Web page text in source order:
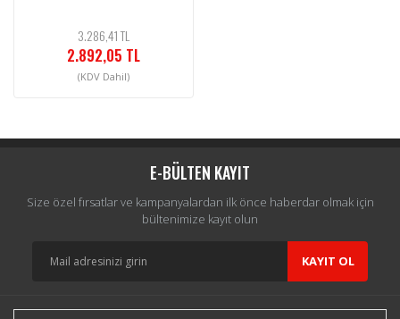
3.286,41 TL
2.892,05 TL
(KDV Dahil)
E-BÜLTEN KAYIT
Size özel fırsatlar ve kampanyalardan ilk önce haberdar olmak için
bültenimize kayıt olun
KAYIT OL